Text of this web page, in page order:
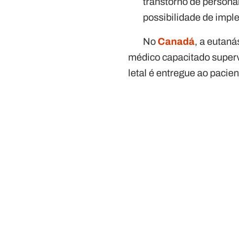
possibilidade de
No Canadá, a
médico capacitado
letal é entregue ao